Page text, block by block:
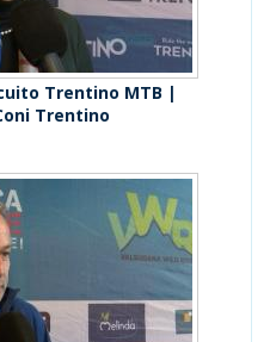
Trentino MTB |
Trentino